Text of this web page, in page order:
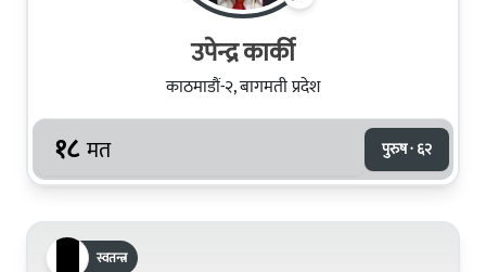
उपेन्द्र कार्की
काठमाडौं-२, बागमती प्रदेश
१८ मत पुरुष · ६२
स्वतन्त्र